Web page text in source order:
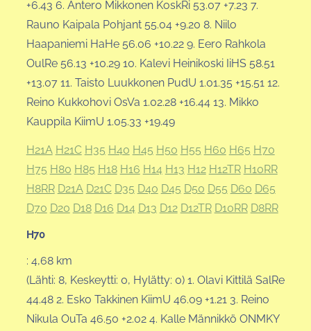
+6.43 6. Antero Mikkonen KoskRi 53.07 +7.23 7.
Rauno Kaipala Pohjant 55.04 +9.20 8. Niilo
Haapaniemi HaHe 56.06 +10.22 9. Eero Rahkola
OulRe 56.13 +10.29 10. Kalevi Heinikoski IiHS 58.51
+13.07 11. Taisto Luukkonen PudU 1.01.35 +15.51 12.
Reino Kukkohovi OsVa 1.02.28 +16.44 13. Mikko
Kauppila KiimU 1.05.33 +19.49
H21A H21C H35 H40 H45 H50 H55 H60 H65 H70
H75 H80 H85 H18 H16 H14 H13 H12 H12TR H10RR
H8RR D21A D21C D35 D40 D45 D50 D55 D60 D65
D70 D20 D18 D16 D14 D13 D12 D12TR D10RR D8RR
H70
: 4,68 km
(Lähti: 8, Keskeytti: 0, Hylätty: 0) 1. Olavi Kittilä SalRe
44.48 2. Esko Takkinen KiimU 46.09 +1.21 3. Reino
Nikula OuTa 46.50 +2.02 4. Kalle Männikkö ONMKY